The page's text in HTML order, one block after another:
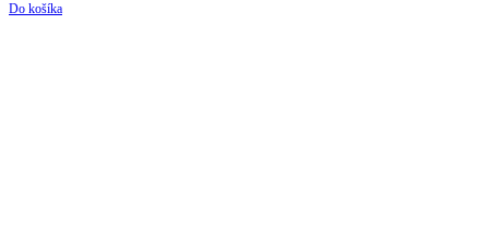
Do košíka